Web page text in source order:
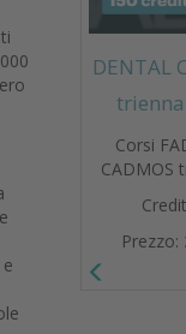
DENTAL
Corsi
CADMOS
Prezzo: